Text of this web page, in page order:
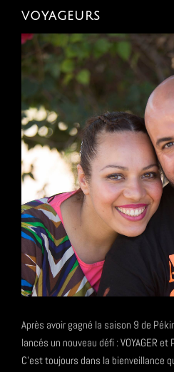
voyageurs
Après avoir gagné la saison 9 de
lancés un nouveau défi : VOYAGER et
C'est toujours dans la bienveillance